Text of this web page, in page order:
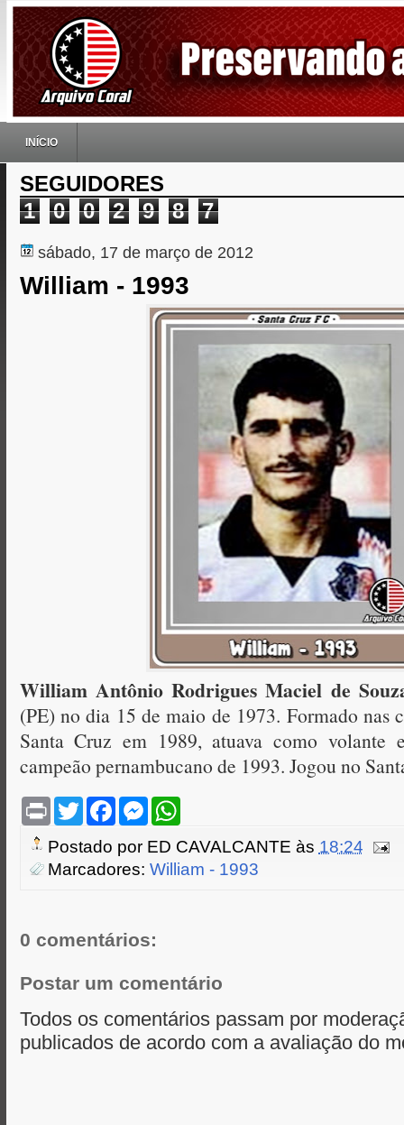
INÍCIO
SEGUIDORES
1
0 0 2 9 8 7
sábado, 17 de março de 2012
William - 1993
William Antônio Rodrigues Maciel de
(PE) no dia 15 de maio de 1973. Formado nas
Santa Cruz em 1989, atuava como
campeão pernambucano de 1993. Jogou no
P
n
t
T
w
t
e
F
e
b
o
M
s
e
n
W
t
A
Postado por ED CAVALCANTE às 18:24
Marcadores: William - 1993
0 comentários:
Postar um comentário
Todos os comentários passam por
publicados de acordo com a avaliação do